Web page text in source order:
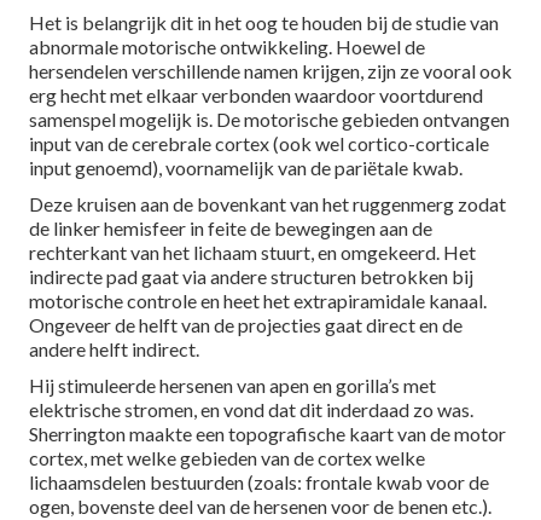
Het is belangrijk dit in het oog te houden bij de studie van
abnormale motorische ontwikkeling. Hoewel de
hersendelen verschillende namen krijgen, zijn ze vooral ook
erg hecht met elkaar verbonden waardoor voortdurend
samenspel mogelijk is. De motorische gebieden ontvangen
input van de cerebrale cortex (ook wel cortico-corticale
input genoemd), voornamelijk van de pariëtale kwab.
Deze kruisen aan de bovenkant van het ruggenmerg zodat
de linker hemisfeer in feite de bewegingen aan de
rechterkant van het lichaam stuurt, en omgekeerd. Het
indirecte pad gaat via andere structuren betrokken bij
motorische controle en heet het extrapiramidale kanaal.
Ongeveer de helft van de projecties gaat direct en de
andere helft indirect.
Hij stimuleerde hersenen van apen en gorilla’s met
elektrische stromen, en vond dat dit inderdaad zo was.
Sherrington maakte een topografische kaart van de motor
cortex, met welke gebieden van de cortex welke
lichaamsdelen bestuurden (zoals: frontale kwab voor de
ogen, bovenste deel van de hersenen voor de benen etc.).